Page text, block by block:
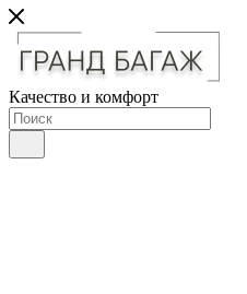
Качество и комфорт